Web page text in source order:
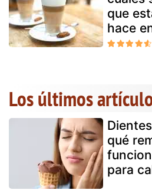
que
hace
Los últimos
qué
para